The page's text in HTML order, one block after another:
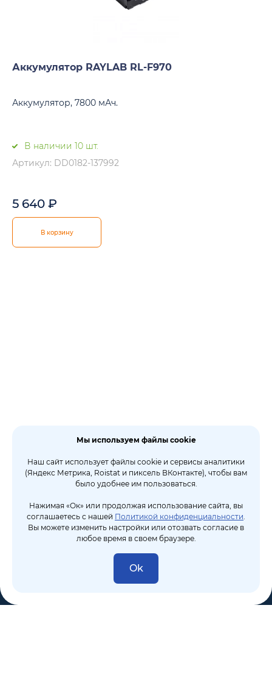
Аккумулятор RAYLAB RL-F970
Аккумулятор, 7800 мАч.
В наличии 10 шт.
Артикул: DD0182-137992
5 640 ₽
В корзину
Мы используем файлы cookie
Наш сайт использует файлы cookie и сервисы аналитики
(Яндекс Метрика, Roistat и пиксель ВКонтакте), чтобы вам
было удобнее им пользоваться.
Нажимая «Ок» или продолжая использование сайта, вы
соглашаетесь с нашей Политикой конфиденциальности.
Вы можете изменить настройки или отозвать согласие в
любое время в своем браузере.
Ok